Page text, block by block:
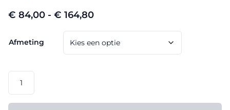
€ 84,00 - € 164,80Prijsklasse:
€ 84,00
tot
€ 164,80
Afmeting
model
BW210l